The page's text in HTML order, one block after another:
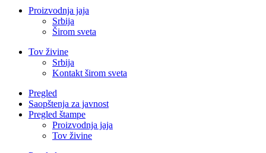
Proizvodnja jaja
Srbija
Širom sveta
Tov živine
Srbija
Kontakt širom sveta
Pregled
Saopštenja za javnost
Pregled štampe
Proizvodnja jaja
Tov živine